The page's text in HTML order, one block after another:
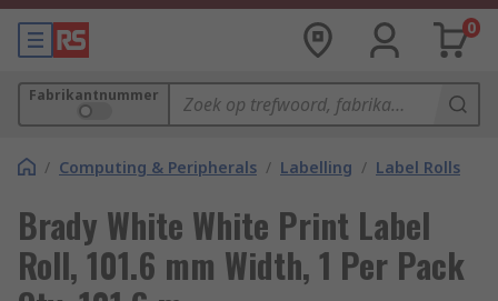
0
Fabrikantnummer
/ Computing & Peripherals / Labelling / Label Rolls
Brady White White Print Label
Roll, 101.6 mm Width, 1 Per Pack